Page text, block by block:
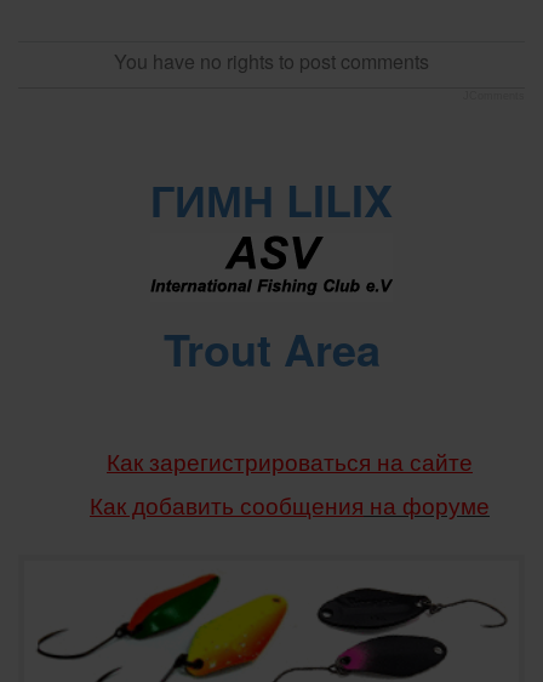
You have no rights to post comments
ГИМН LILIX
Trout Area
Как зарегистрироваться на сайте
Как добавить сообщения на форуме